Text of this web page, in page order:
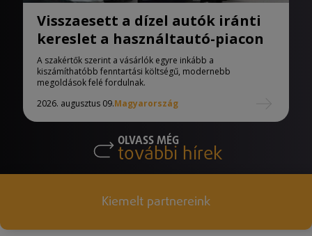
Visszaesett a dízel autók iránti
kereslet a használtautó-piacon
A szakértők szerint a vásárlók egyre inkább a
kiszámíthatóbb fenntartási költségű, modernebb
megoldások felé fordulnak.
2026. augusztus 09.Magyarország
OLVASS MÉG
további hírek
Kiemelt partnereink